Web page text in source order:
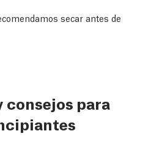
secar antes de
consejos para